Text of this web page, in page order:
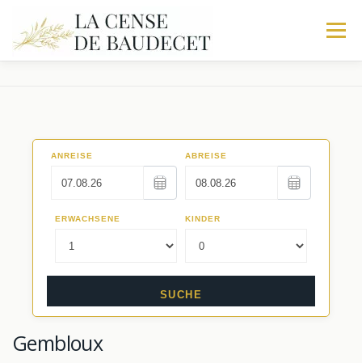
Menu
DE STOF IN MEER
BOEK UW VERBLIJF
Gembloux